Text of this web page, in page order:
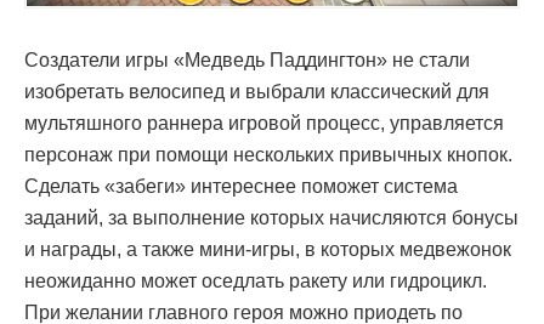
Создатели игры «Медведь Паддингтон» не стали
изобретать велосипед и выбрали классический для
мультяшного раннера игровой процесс, управляется
персонаж при помощи нескольких привычных кнопок.
Сделать «забеги» интереснее поможет система
заданий, за выполнение которых начисляются бонусы
и награды, а также мини-игры, в которых медвежонок
неожиданно может оседлать ракету или гидроцикл.
При желании главного героя можно приодеть по